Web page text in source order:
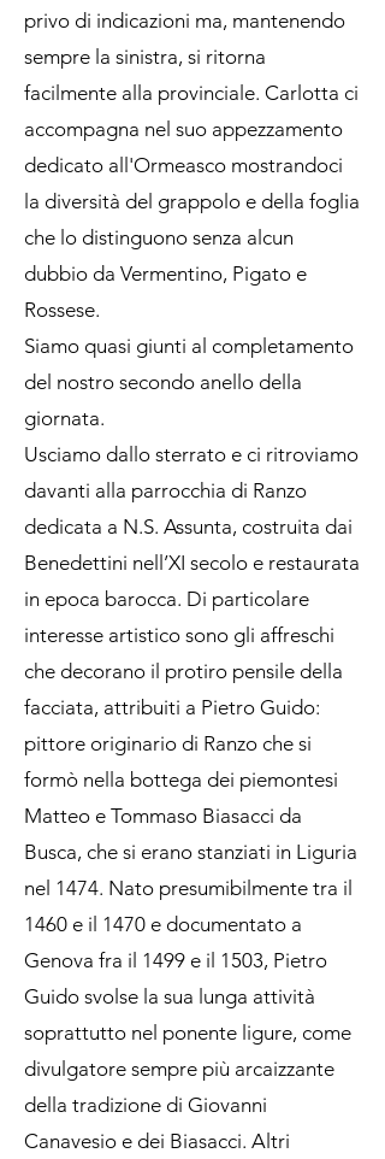
privo di indicazioni ma, mantenendo
sempre la sinistra, si ritorna
facilmente alla provinciale. Carlotta ci
accompagna nel suo appezzamento
dedicato all'Ormeasco mostrandoci
la diversità del grappolo e della foglia
che lo distinguono senza alcun
dubbio da Vermentino, Pigato e
Rossese.
Siamo quasi giunti al completamento
del nostro secondo anello della
giornata.
Usciamo dallo sterrato e ci ritroviamo
davanti alla parrocchia di Ranzo
dedicata a N.S. Assunta, costruita dai
Benedettini nell’XI secolo e restaurata
in epoca barocca. Di particolare
interesse artistico sono gli affreschi
che decorano il protiro pensile della
facciata, attribuiti a Pietro Guido:
pittore originario di Ranzo che si
formò nella bottega dei piemontesi
Matteo e Tommaso Biasacci da
Busca, che si erano stanziati in Liguria
nel 1474. Nato presumibilmente tra il
1460 e il 1470 e documentato a
Genova fra il 1499 e il 1503, Pietro
Guido svolse la sua lunga attività
soprattutto nel ponente ligure, come
divulgatore sempre più arcaizzante
della tradizione di Giovanni
Canavesio e dei Biasacci. Altri